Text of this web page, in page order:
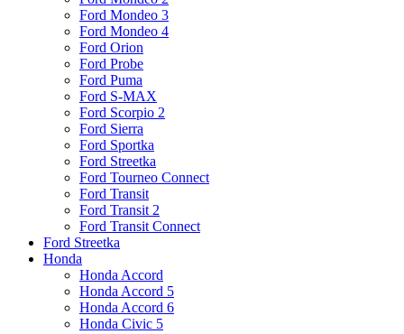
Ford Mondeo 3
Ford Mondeo 4
Ford Orion
Ford Probe
Ford Puma
Ford S-MAX
Ford Scorpio 2
Ford Sierra
Ford Sportka
Ford Streetka
Ford Tourneo Connect
Ford Transit
Ford Transit 2
Ford Transit Connect
Ford Streetka
Honda
Honda Accord
Honda Accord 5
Honda Accord 6
Honda Civic 5